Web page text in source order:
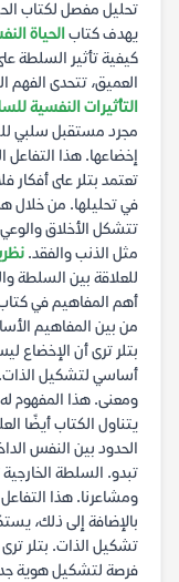
تحليل مفصل لكتاب
يهدف كتابالحياة
كيفية تأثير السلطة
العميق، تتحدى الفهم
التأثيرات النفسية
مجرد مستقبل سلبي
إخضاعها. هذا
تعتمد بتلر على
في تحليلها. من خلال
تتشكل الأخلاق
مثل الذنب والفقد.
للعلاقة بين السلطة
أهم المفاهيم في
من بين المفاهيم
بتلر ترى أن الإخضاع
أساسي لتشكيل
ومعنى. هذا المفهوم له
يتناول الكتاب أيضًا
الحدود بين النفس
تبدو. السلطة الخارجية
ومشاعرنا. هذا التفاعل
بالإضافة إلى ذلك،
تشكيل الذات. بتلر
فرصة لتشكيل هوية